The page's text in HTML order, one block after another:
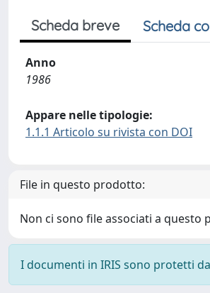
Scheda breve Scheda
Anno
1986
Appare nelle tipologie:
1.1.1 Articolo su rivista con DOI
File in questo prodotto:
Non ci sono file associati a questo
I documenti in IRIS sono protetti